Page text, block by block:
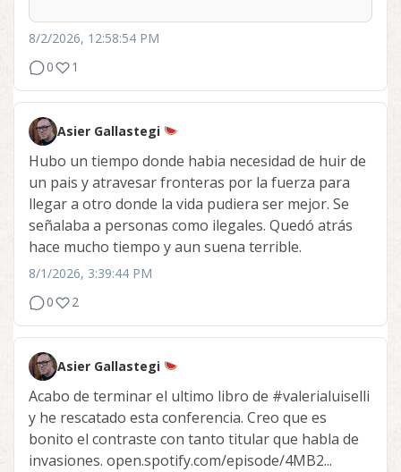
8/2/2026, 12:58:54 PM
0
1
Asier Gallastegi
Hubo un tiempo donde habia necesidad de huir de
un pais y atravesar fronteras por la fuerza para
llegar a otro donde la vida pudiera ser mejor. Se
señalaba a personas como ilegales. Quedó atrás
hace mucho tiempo y aun suena terrible.
8/1/2026, 3:39:44 PM
0
2
Asier Gallastegi
Acabo de terminar el ultimo libro de #valerialuiselli
y he rescatado esta conferencia. Creo que es
bonito el contraste con tanto titular que habla de
invasiones. open.spotify.com/episode/4MB2...